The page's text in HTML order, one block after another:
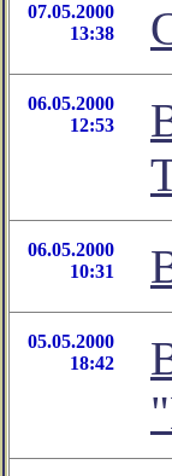
07.05.2000
13:38
06.05.2000
12:53
06.05.2000
10:31
05.05.2000
18:42